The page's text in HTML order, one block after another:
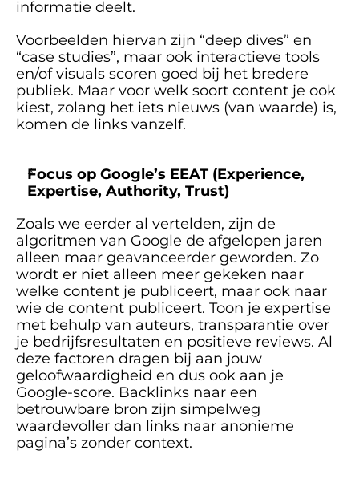
informatie deelt.
Voorbeelden hiervan zijn “deep dives” en
“case studies”, maar ook interactieve tools
en/of visuals scoren goed bij het bredere
publiek. Maar voor welk soort content je ook
kiest, zolang het iets nieuws (van waarde) is,
komen de links vanzelf.
Focus op Google’s EEAT (Experience,
Expertise, Authority, Trust)
Zoals we eerder al vertelden, zijn de
algoritmen van Google de afgelopen jaren
alleen maar geavanceerder geworden. Zo
wordt er niet alleen meer gekeken naar
welke content je publiceert, maar ook naar
wie de content publiceert. Toon je expertise
met behulp van auteurs, transparantie over
je bedrijfsresultaten en positieve reviews. Al
deze factoren dragen bij aan jouw
geloofwaardigheid en dus ook aan je
Google-score. Backlinks naar een
betrouwbare bron zijn simpelweg
waardevoller dan links naar anonieme
pagina’s zonder context.